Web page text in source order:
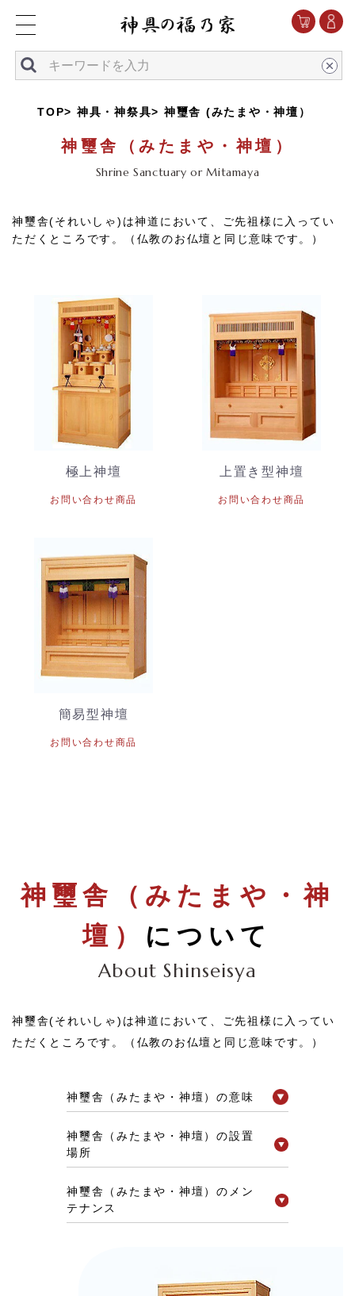
TOP 神具・神祭具 神璽舎 (みたまや・神壇）
神璽舎（みたまや・神壇）
Shrine Sanctuary or Mitamaya
神璽舎(それいしゃ)は神道において、ご先祖様に入ってい
ただくところです。（仏教のお仏壇と同じ意味です。）
極上神壇
お問い合わせ商品
上置き型神壇
お問い合わせ商品
簡易型神壇
お問い合わせ商品
神璽舎（みたまや・神
壇） について
About Shinseisya
神璽舎(それいしゃ)は神道において、ご先祖様に入ってい
ただくところです。（仏教のお仏壇と同じ意味です。）
神璽舎（みたまや・神壇）の意味
神璽舎（みたまや・神壇）の設置
場所
神璽舎（みたまや・神壇）のメン
テナンス